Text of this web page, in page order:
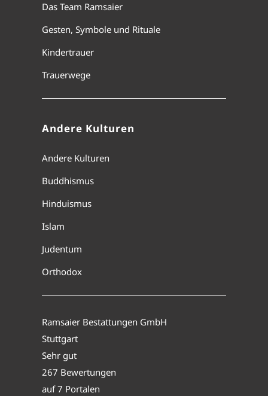
Das Team Ramsaier
Gesten, Symbole und Rituale
Kindertrauer
Trauerwege
Andere Kulturen
Andere Kulturen
Buddhismus
Hinduismus
Islam
Judentum
Orthodox
Ramsaier Bestattungen GmbH
Stuttgart
Sehr gut
267 Bewertungen
auf 7 Portalen